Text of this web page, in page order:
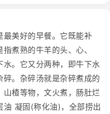
最美好的早餐。它既能补
煮熟的牛羊的头、心、
。它又分两种，即牛下水
。杂碎汤就是杂碎煮成的
楂等物，文火煮，肠肚烂
油 凝固(称化油)，全部捞出